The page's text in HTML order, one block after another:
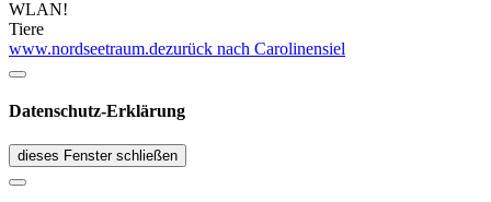
WLAN!
Tiere
www.nordseetraum.dezurück nach Carolinensiel
Datenschutz-Erklärung
dieses Fenster schließen